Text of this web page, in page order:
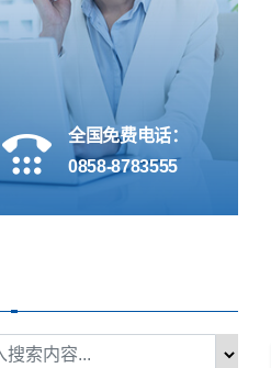
全国免费电话：
0858-8783555